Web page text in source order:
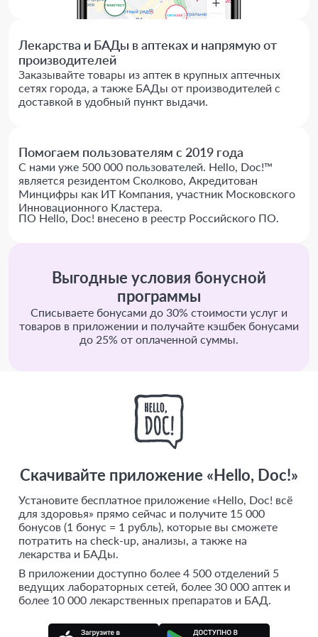
Лекарства и БАДы в аптеках и напрямую от
производителей
Заказывайте товары из аптек в крупных аптечных
сетях города, а также БАДы от производителей с
доставкой в удобный пункт выдачи.
Помогаем пользователям с 2019 года
С нами уже 500 000 пользователей. Hello, Doc!™
является резидентом Сколково, Акредитован
Минцифры как ИТ Компания, участник Московского
Инновационного Кластера.
ПО Hello, Doc! внесено в реестр Российского ПО.
Выгодные условия бонусной
программы
Списываете бонусами до 30% стоимости услуг и
товаров в приложении и получайте кэшбек бонусами
до 25% от оплаченной суммы.
Скачивайте приложение «Hello, Doc!»
Установите бесплатное приложение «Hello, Doc! всё
для здоровья» прямо сейчас и получите 15 000
бонусов (1 бонус = 1 рубль), которые вы сможете
потратить на check-up, анализы, а также на
лекарства и БАДы.
В приложении доступно более 4 500 отделений 5
ведущих лабораторных сетей, более 30 000 аптек и
более 10 000 лекарственных препаратов и БАД.